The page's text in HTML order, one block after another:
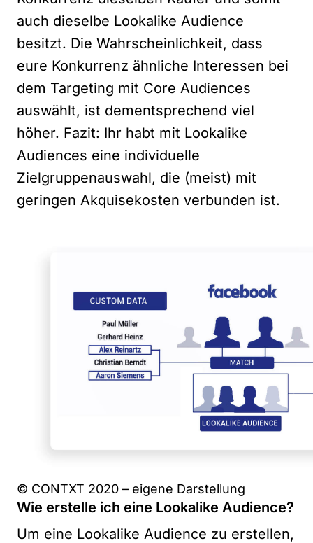
auch dieselbe Lookalike Audience
besitzt. Die Wahrscheinlichkeit, dass
eure Konkurrenz ähnliche Interessen bei
dem Targeting mit Core Audiences
auswählt, ist dementsprechend viel
höher. Fazit: Ihr habt mit Lookalike
Audiences eine individuelle
Zielgruppenauswahl, die (meist) mit
geringen Akquisekosten verbunden ist.
© CONTXT 2020 – eigene Darstellung
Wie erstelle ich eine Lookalike Audience?
Um eine Lookalike Audience zu erstellen,